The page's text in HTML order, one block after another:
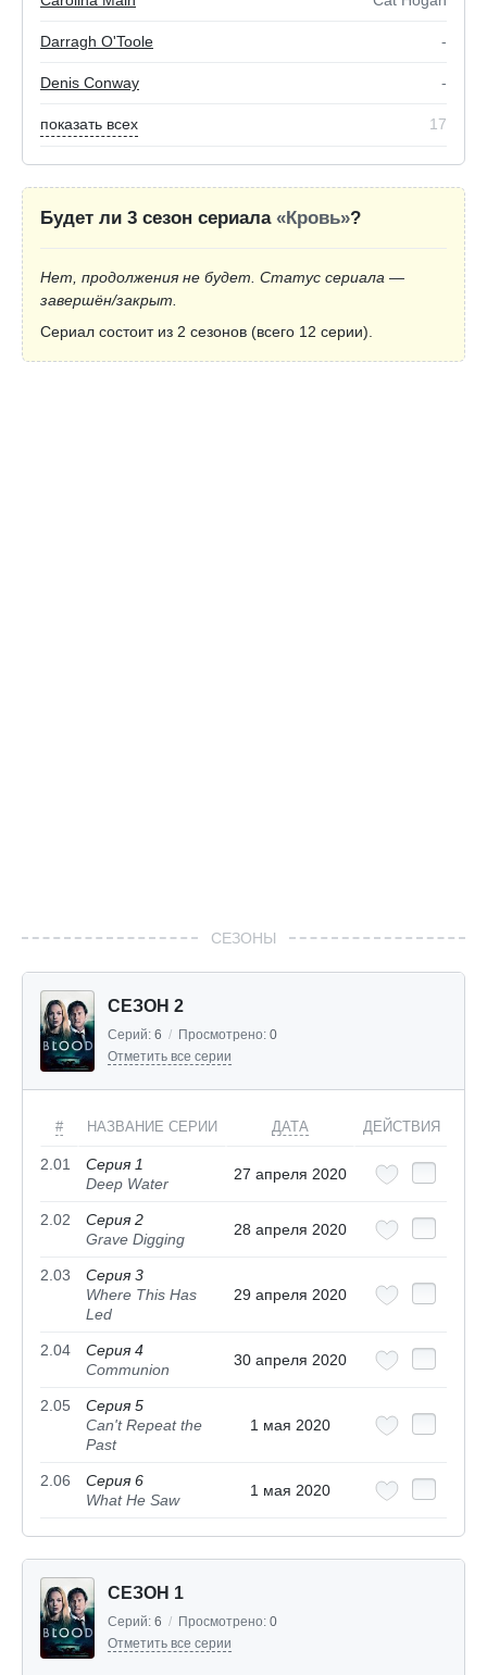
Darragh O'Toole -
Denis Conway -
показать всех 17
Будет ли 3 сезон сериала «Кровь»?
Нет, продолжения не будет. Статус сериала —
завершён/закрыт.
Сериал состоит из 2 сезонов (всего 12 серии).
СЕЗОНЫ
СЕЗОН 2
Серий: 6 / Просмотрено: 0
Отметить все серии
# НАЗВАНИЕ СЕРИИ ДАТА ДЕЙСТВИЯ
2.01
Серия 1
Deep Water
27 апреля 2020
2.02
Серия 2
Grave Digging
28 апреля 2020
2.03
Серия 3
Where This Has
Led
29 апреля 2020
2.04
Серия 4
Communion
30 апреля 2020
2.05
Серия 5
Can't Repeat the
Past
1 мая 2020
2.06
Серия 6
What He Saw
1 мая 2020
СЕЗОН 1
Серий: 6 / Просмотрено: 0
Отметить все серии